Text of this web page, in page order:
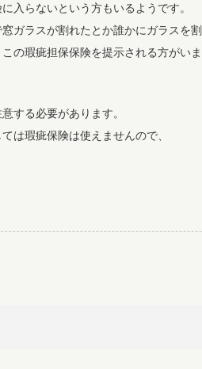
入らないという方もいるようです。
ガラスが割れたとか誰かにガラスを
の瑕疵担保保険を提示される方がいま
する必要があります。
は瑕疵保険は使えませんので、